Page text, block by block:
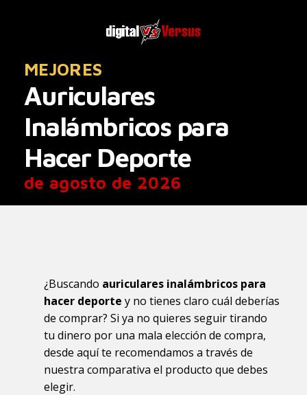
MEJORES
Auriculares
Inalámbricos para
Hacer Deporte
de agosto de 2026
¿Buscando auriculares inalámbricos para
hacer deporte y no tienes claro cuál deberías
de comprar? Si ya no quieres seguir tirando
tu dinero por una mala elección de compra,
desde aquí te recomendamos a través de
nuestra comparativa el producto que debes
elegir.